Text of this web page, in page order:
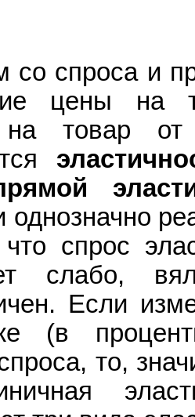
со спроса и
цены на
на товар
однозначно
что спрос
слабо,
Если
(в
то,